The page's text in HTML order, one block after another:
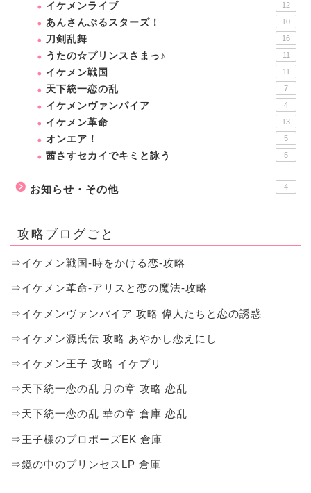
イケメンライブ 12
あんさんぶるスターズ！ 10
刀剣乱舞 16
うたの☆プリンスさまっ♪ 11
イケメン戦国 11
天下統一恋の乱 7
イケメンヴァンパイア 4
イケメン革命 13
オンエア！ 5
茜さすセカイでキミと詠う 5
お知らせ・その他 4
攻略ブログごと
⇒イケメン戦国-時をかける恋-攻略
⇒イケメン革命-アリスと恋の魔法-攻略
⇒イケメンヴァンパイア 攻略 偉人たちと恋の誘惑
⇒イケメン源氏伝 攻略 あやかし恋えにし
⇒イケメン王子 攻略 イケプリ
⇒天下統一恋の乱 月の章 攻略 恋乱
⇒天下統一恋の乱 華の章 倉庫 恋乱
⇒王子様のプロポーズEK 倉庫
⇒鏡の中のプリンセスLP 倉庫